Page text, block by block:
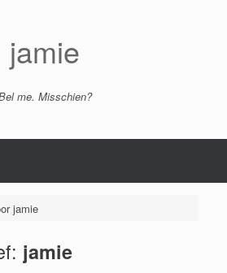
jamie
me. Misschien?
jamie
jamie